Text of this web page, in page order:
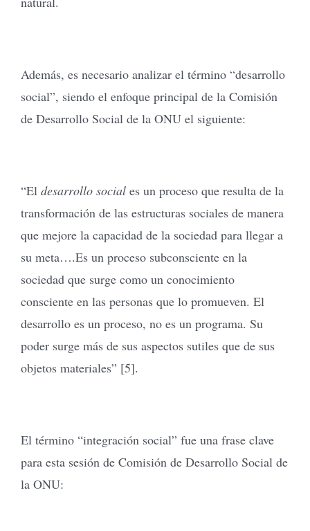
Además, es necesario analizar el término “desarrollo
social”, siendo el enfoque principal de la Comisión
de Desarrollo Social de la ONU el siguiente:
“El desarrollo social es un proceso que resulta de la
transformación de las estructuras sociales de manera
que mejore la capacidad de la sociedad para llegar a
su meta….Es un proceso subconsciente en la
sociedad que surge como un conocimiento
consciente en las personas que lo promueven. El
desarrollo es un proceso, no es un programa. Su
poder surge más de sus aspectos sutiles que de sus
objetos materiales” [5].
El término “integración social” fue una frase clave
para esta sesión de Comisión de Desarrollo Social de
la ONU: